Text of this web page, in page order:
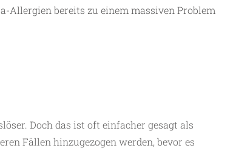
bereits zu einem massiven Problem
Doch das ist oft einfacher gesagt als
Fällen hinzugezogen werden, bevor es